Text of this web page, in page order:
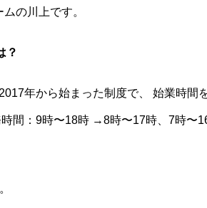
の川上です。
？
年から始まった制度で、 始業時間
間：9時〜18時 →8時〜17時、7時〜